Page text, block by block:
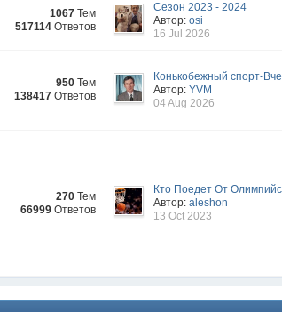
1067 Тем
517114 Ответов
Сезон 2023 - 2024
Автор:osi
16 Jul 2026
950 Тем
138417 Ответов
Конькобежный спорт-
Автор:YVM
04 Aug 2026
270 Тем
66999 Ответов
Кто Поедет От
Автор:aleshon
13 Oct 2023